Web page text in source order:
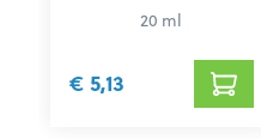
20 ml
€ 5,13